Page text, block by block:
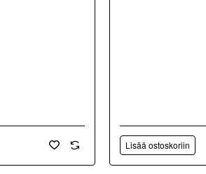
Lisää ostoskoriin